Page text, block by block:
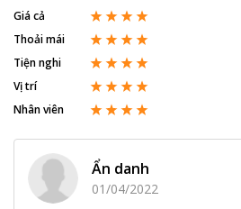
Giá cả
Thoải mái
Tiện nghi
Vị trí
Nhân viên
Ẩn danh
01/04/2022